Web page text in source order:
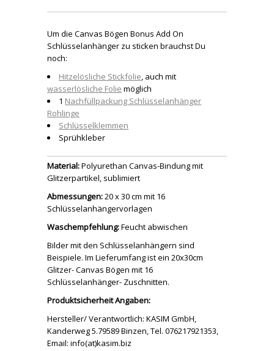
Um die Canvas Bögen Bonus Add On
Schlüsselanhänger zu sticken brauchst Du
noch:
Hitzelösliche Stickfolie, auch mit
wasserlösliche Folie möglich
1 Nachfüllpackung Schlüsselanhänger
Rohlinge
Schlüsselklemmen
Sprühkleber
Material:Polyurethan Canvas-Bindung mit
Glitzerpartikel, sublimiert
Abmessungen:20 x 30 cm mit 16
Schlüsselanhängervorlagen
Waschempfehlung:Feucht abwischen
Bilder mit den Schlüsselanhängern sind
Beispiele. Im Lieferumfang ist ein 20x30cm
Glitzer- Canvas Bögen mit 16
Schlüsselanhänger- Zuschnitten.
Produktsicherheit Angaben:
Hersteller/ Verantwortlich: KASIM GmbH,
Kanderweg 5.79589 Binzen, Tel. 076217921353,
Email: info(at)kasim.biz